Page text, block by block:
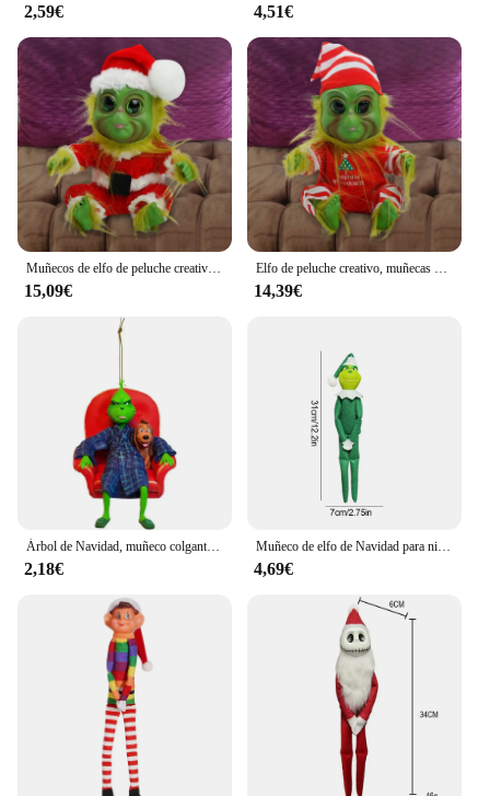
2,59€ 4,51€
15,09€ 14,39€
Árbol de Navidad, muñeco colgante de resina, decoración del hogar, Navidad, Año Nuevo, muñeco elfo verde con sombrero, monstruo de pelo rojo y verde, regalos de fiesta de Navidad
2,18€
Muñeco de elfo de Navidad para niños, muñeco de hadas para estantería, feliz regalo de Halloween, adornos de escritorio, decoraciones para el hogar, juguete coleccionable festivo
4,69€